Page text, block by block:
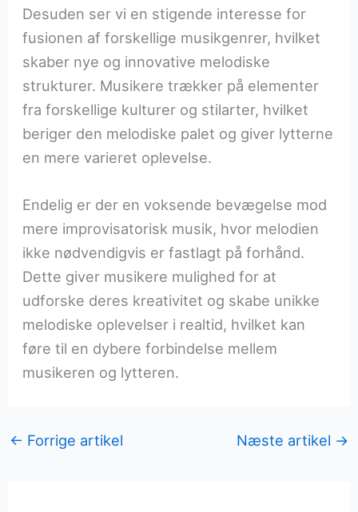
Desuden ser vi en stigende interesse for
fusionen af forskellige musikgenrer, hvilket
skaber nye og innovative melodiske
strukturer. Musikere trækker på elementer
fra forskellige kulturer og stilarter, hvilket
beriger den melodiske palet og giver lytterne
en mere varieret oplevelse.
Endelig er der en voksende bevægelse mod
mere improvisatorisk musik, hvor melodien
ikke nødvendigvis er fastlagt på forhånd.
Dette giver musikere mulighed for at
udforske deres kreativitet og skabe unikke
melodiske oplevelser i realtid, hvilket kan
føre til en dybere forbindelse mellem
musikeren og lytteren.
← Forrige artikel Næste artikel →